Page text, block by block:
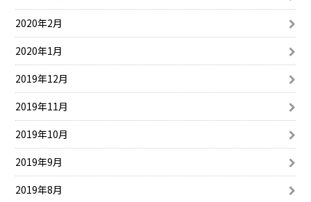
2020年2月
2020年1月
2019年12月
2019年11月
2019年10月
2019年9月
2019年8月